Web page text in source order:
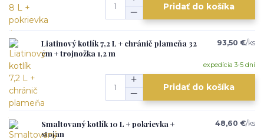
Pridať do košíka
Liatinový kotlík 7,2 L + chránič plameňa 32
cm + trojnožka 1,2 m
93,50 €/ks
expedícia 3-5 dní
Pridať do košíka
Smaltovaný kotlík 10 L + pokrievka +
stojan
48,60 €/ks